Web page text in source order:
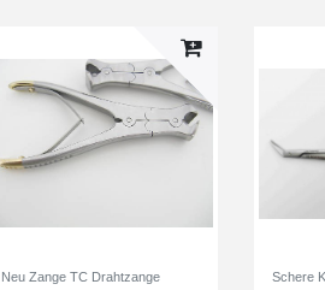
Neu Zange TC Drahtzange Schere